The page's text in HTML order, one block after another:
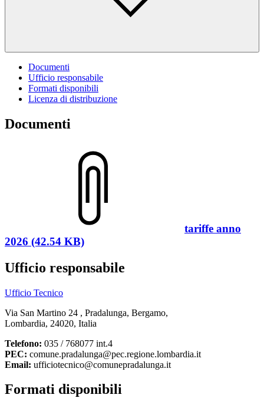
Documenti
Ufficio responsabile
Formati disponibili
Licenza di distribuzione
Documenti
tariffe anno
2026 (42.54 KB)
Ufficio responsabile
Ufficio Tecnico
Via San Martino 24 , Pradalunga, Bergamo,
Lombardia, 24020, Italia
Telefono: 035 / 768077 int.4
PEC: comune.pradalunga@pec.regione.lombardia.it
Email: ufficiotecnico@comunepradalunga.it
Formati disponibili